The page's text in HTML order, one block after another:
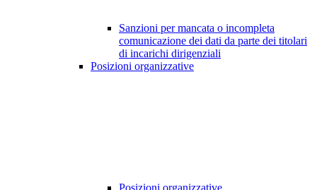
Sanzioni per mancata o incompleta
comunicazione dei dati da parte dei titolari
di incarichi dirigenziali
Posizioni organizzative